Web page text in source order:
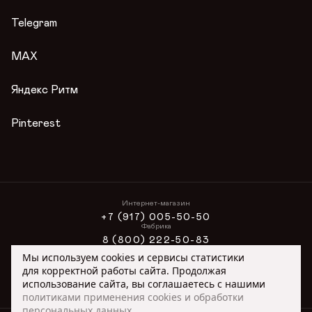
Telegram
MAX
Яндекс Ритм
Pinterest
Интернет-магазин
+7 (917) 005-50-50
Фабрика
8 (800) 222-50-83
ONLINE@ORIMEX.RU
Сотрудничество
ORIMEX@ORIMEX.RU
Мы используем cookies и сервисы статистики
для корректной работы сайта. Продолжая
использование сайта, вы соглашаетесь с нашими
политиками применения cookies и обработки